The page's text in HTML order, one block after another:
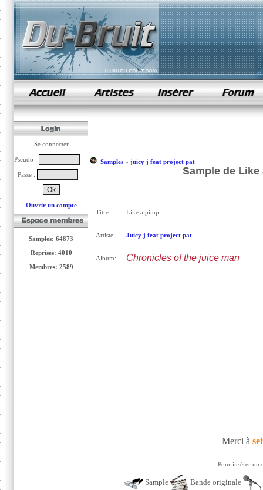
samples de rap
Se connecter
Pseudo :
Passe :
Ouvrir un compte
Samples: 64873
Reprises: 4010
Membres: 2589
Samples» juicy j feat project pat
Sample de
Titre: Like a pimp
Artiste: Juicy j feat project pat
Album: Chronicles of the juice man
Merci à
Pour insérer un
Sample Bande originale